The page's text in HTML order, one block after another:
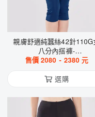
親膚舒適純蠶絲42針110G
八分內搭褲-
WWCAA30491(靛藍色)
售價 2080 - 2380 元
選購